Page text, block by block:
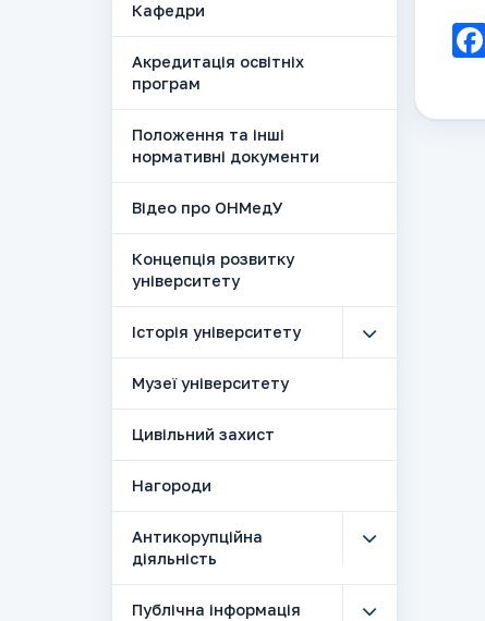
Кафедри
Акредитація освітніх
програм
Положення та інші
нормативні документи
Відео про ОНМедУ
Концепція розвитку
університету
Історія університету
Музеї університету
Цивільний захист
Нагороди
Антикорупційна
діяльність
Публічна інформація